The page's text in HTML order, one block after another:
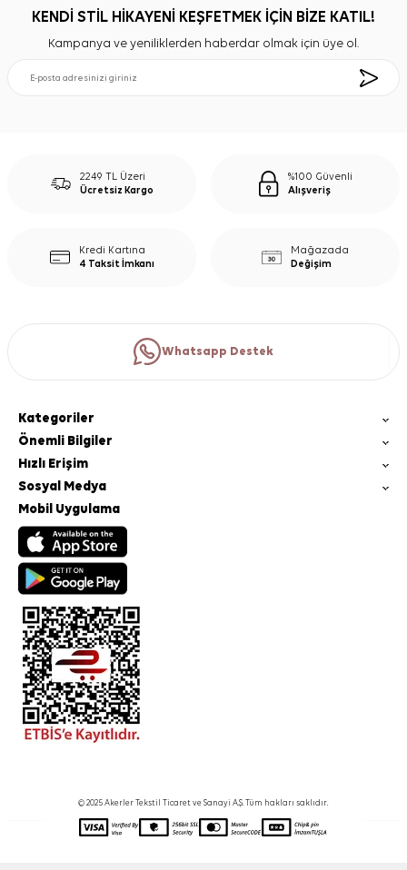
KENDİ STİL HİKAYENİ KEŞFETMEK İÇİN BİZE KATIL!
Kampanya ve yeniliklerden haberdar olmak için üye ol.
2249 TL Üzeri
Ücretsiz Kargo
%100 Güvenli
Alışveriş
Kredi Kartına
4 Taksit İmkanı
Mağazada
Değişim
Whatsapp Destek
Kategoriler
Önemli Bilgiler
Hızlı Erişim
Sosyal Medya
Mobil Uygulama
© 2025 Akerler Tekstil Ticaret ve Sanayi A.Ş. Tüm hakları saklıdır.